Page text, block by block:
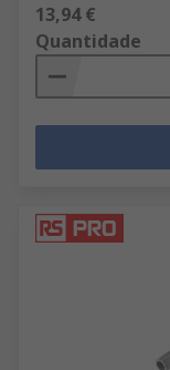
13,94 €
Quantidade